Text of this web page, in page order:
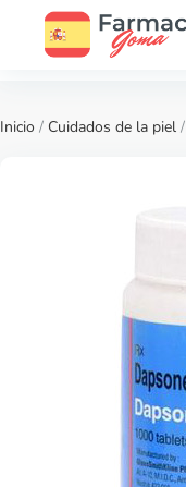
Inicio / Cuidados de la piel